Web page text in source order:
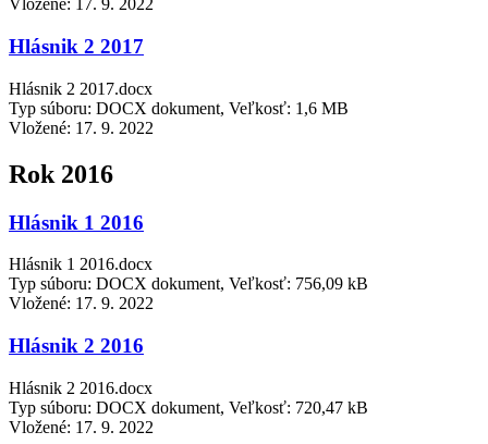
Vložené: 17. 9. 2022
Hlásnik 2 2017
Hlásnik 2 2017.docx
Typ súboru: DOCX dokument, Veľkosť: 1,6 MB
Vložené: 17. 9. 2022
Rok 2016
Hlásnik 1 2016
Hlásnik 1 2016.docx
Typ súboru: DOCX dokument, Veľkosť: 756,09 kB
Vložené: 17. 9. 2022
Hlásnik 2 2016
Hlásnik 2 2016.docx
Typ súboru: DOCX dokument, Veľkosť: 720,47 kB
Vložené: 17. 9. 2022